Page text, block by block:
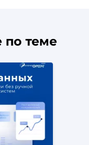
по теме